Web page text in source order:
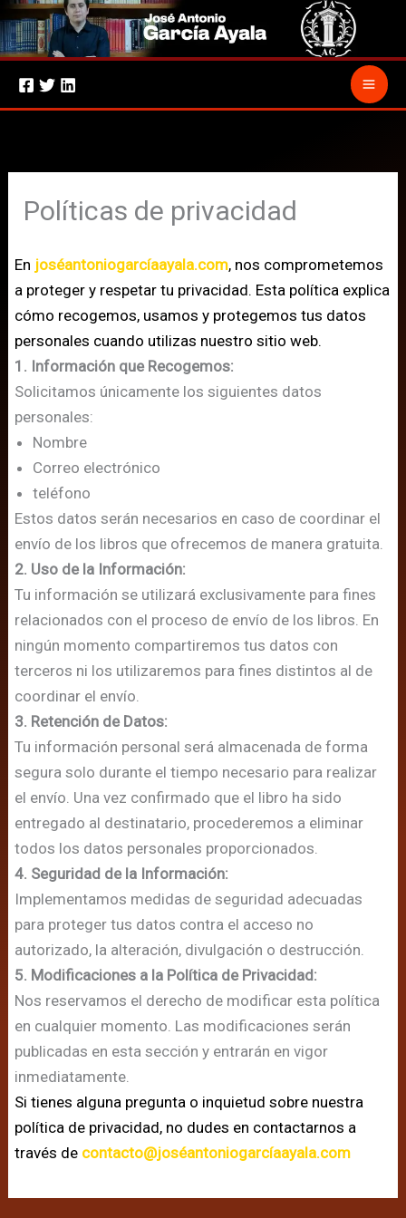
al
contenido
Políticas de privacidad
En joséantoniogarcíaayala.com, nos comprometemos
a proteger y respetar tu privacidad. Esta política explica
cómo recogemos, usamos y protegemos tus datos
personales cuando utilizas nuestro sitio web.
1. Información que Recogemos:
Solicitamos únicamente los siguientes datos
personales:
Nombre
Correo electrónico
teléfono
Estos datos serán necesarios en caso de coordinar el
envío de los libros que ofrecemos de manera gratuita.
2. Uso de la Información:
Tu información se utilizará exclusivamente para fines
relacionados con el proceso de envío de los libros. En
ningún momento compartiremos tus datos con
terceros ni los utilizaremos para fines distintos al de
coordinar el envío.
3. Retención de Datos:
Tu información personal será almacenada de forma
segura solo durante el tiempo necesario para realizar
el envío. Una vez confirmado que el libro ha sido
entregado al destinatario, procederemos a eliminar
todos los datos personales proporcionados.
4. Seguridad de la Información:
Implementamos medidas de seguridad adecuadas
para proteger tus datos contra el acceso no
autorizado, la alteración, divulgación o destrucción.
5. Modificaciones a la Política de Privacidad:
Nos reservamos el derecho de modificar esta política
en cualquier momento. Las modificaciones serán
publicadas en esta sección y entrarán en vigor
inmediatamente.
Si tienes alguna pregunta o inquietud sobre nuestra
política de privacidad, no dudes en contactarnos a
través de contacto@joséantoniogarcíaayala.com